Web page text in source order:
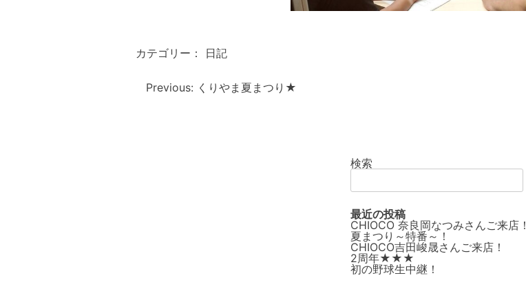
カテゴリー： 日記
Previous: くりやま夏まつり★
検索
最近の投稿
CHIOCO 奈良岡なつみさんご来店！
夏まつり～特番～！
CHIOCO吉田峻晟さんご来店！
2周年★★★
初の野球生中継！